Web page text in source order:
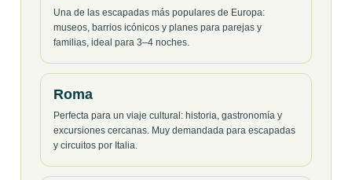
Una de las escapadas más populares de Europa:
museos, barrios icónicos y planes para parejas y
familias, ideal para 3–4 noches.
Roma
Perfecta para un viaje cultural: historia, gastronomía y
excursiones cercanas. Muy demandada para escapadas
y circuitos por Italia.